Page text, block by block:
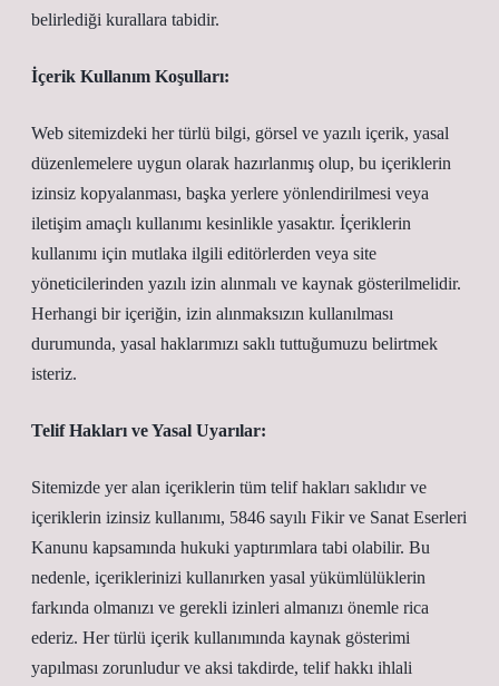
belirlediği kurallara tabidir.
İçerik Kullanım Koşulları:
Web sitemizdeki her türlü bilgi, görsel ve yazılı içerik, yasal
düzenlemelere uygun olarak hazırlanmış olup, bu içeriklerin
izinsiz kopyalanması, başka yerlere yönlendirilmesi veya
iletişim amaçlı kullanımı kesinlikle yasaktır. İçeriklerin
kullanımı için mutlaka ilgili editörlerden veya site
yöneticilerinden yazılı izin alınmalı ve kaynak gösterilmelidir.
Herhangi bir içeriğin, izin alınmaksızın kullanılması
durumunda, yasal haklarımızı saklı tuttuğumuzu belirtmek
isteriz.
Telif Hakları ve Yasal Uyarılar:
Sitemizde yer alan içeriklerin tüm telif hakları saklıdır ve
içeriklerin izinsiz kullanımı, 5846 sayılı Fikir ve Sanat Eserleri
Kanunu kapsamında hukuki yaptırımlara tabi olabilir. Bu
nedenle, içeriklerinizi kullanırken yasal yükümlülüklerin
farkında olmanızı ve gerekli izinleri almanızı önemle rica
ederiz. Her türlü içerik kullanımında kaynak gösterimi
yapılması zorunludur ve aksi takdirde, telif hakkı ihlali